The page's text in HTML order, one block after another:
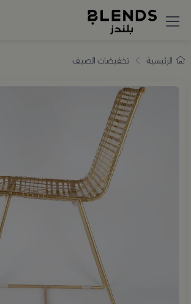
تسوّق من بلندز تشكيلة تضم
الرئيسية تخفيضات الصيف